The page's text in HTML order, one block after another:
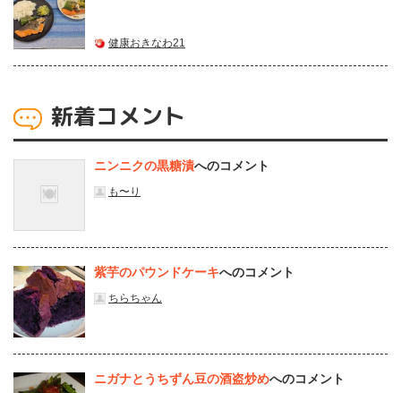
健康おきなわ21
新着コメント
ニンニクの黒糖漬へのコメント
も〜り
紫芋のパウンドケーキへのコメント
ちらちゃん
ニガナとうちずん豆の酒盗炒めへのコメント